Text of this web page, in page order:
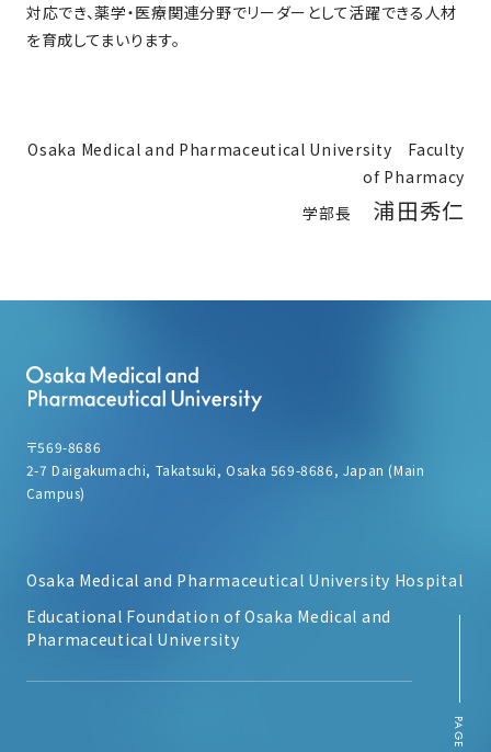
対応でき、薬学・医療関連分野でリーダーとして活躍できる人材
を育成してまいります。
Osaka Medical and Pharmaceutical University Faculty
of Pharmacy
学部長
浦田秀仁
〒569-8686
2-7 Daigakumachi, Takatsuki, Osaka 569-8686, Japan (Main
Campus)
Osaka Medical and Pharmaceutical University Hospital
Educational Foundation of Osaka Medical and
Pharmaceutical University